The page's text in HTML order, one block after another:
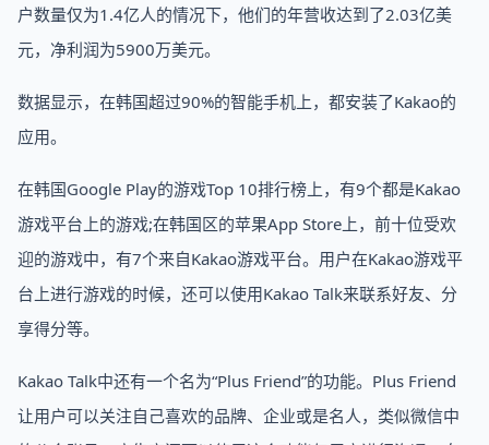
户数量仅为1.4亿人的情况下，他们的年营收达到了2.03亿美
元，净利润为5900万美元。
数据显示，在韩国超过90%的智能手机上，都安装了Kakao的
应用。
在韩国Google Play的游戏Top 10排行榜上，有9个都是Kakao
游戏平台上的游戏;在韩国区的苹果App Store上，前十位受欢
迎的游戏中，有7个来自Kakao游戏平台。用户在Kakao游戏平
台上进行游戏的时候，还可以使用Kakao Talk来联系好友、分
享得分等。
Kakao Talk中还有一个名为“Plus Friend”的功能。Plus Friend
让用户可以关注自己喜欢的品牌、企业或是名人，类似微信中